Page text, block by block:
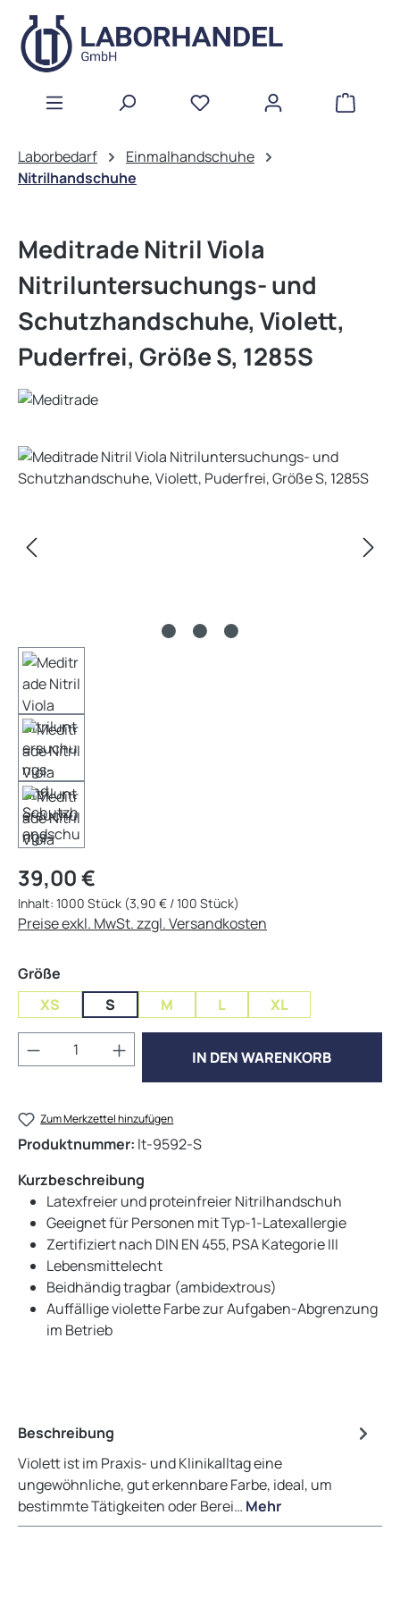
Zum Hauptinhalt springen
Laborbedarf
Einmalhandschuhe
Nitrilhandschuhe
Meditrade Nitril Viola
Nitriluntersuchungs- und
Schutzhandschuhe, Violett,
Puderfrei, Größe S, 1285S
Bildergalerie überspringen
Regulärer Preis:
39,00 €
Inhalt: 1000 Stück (3,90 € / 100 Stück)
Preise exkl. MwSt. zzgl. Versandkosten
Größe
XS
S M L XL
Produkt Anzahl: Gib den gewünschten
IN DEN WARENKORB
Zum Merkzettel hinzufügen
Produktnummer: lt-9592-S
Kurzbeschreibung
Latexfreier und proteinfreier Nitrilhandschuh
Geeignet für Personen mit Typ-1-Latexallergie
Zertifiziert nach DIN EN 455, PSA Kategorie III
Lebensmittelecht
Beidhändig tragbar (ambidextrous)
Auffällige violette Farbe zur Aufgaben-Abgrenzung
im Betrieb
Beschreibung
Violett ist im Praxis- und Klinikalltag eine
ungewöhnliche, gut erkennbare Farbe, ideal, um
bestimmte Tätigkeiten oder Berei… Mehr